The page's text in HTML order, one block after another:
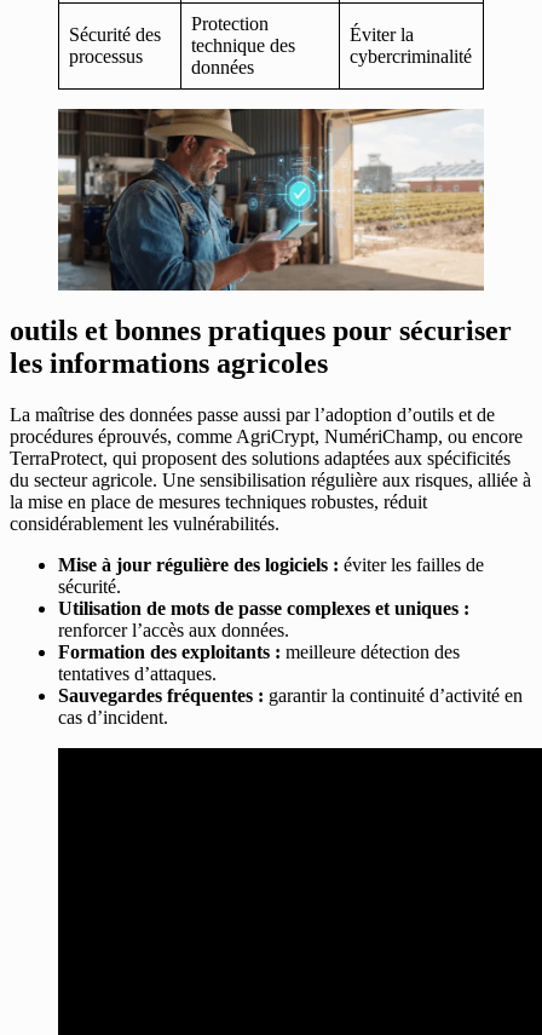
Sécurité des
processus
Protection
technique des
données
Éviter la
cybercriminalité
outils et bonnes pratiques pour sécuriser
les informations agricoles
La maîtrise des données passe aussi par l’adoption d’outils et de
procédures éprouvés, comme AgriCrypt, NumériChamp, ou encore
TerraProtect, qui proposent des solutions adaptées aux spécificités
du secteur agricole. Une sensibilisation régulière aux risques, alliée à
la mise en place de mesures techniques robustes, réduit
considérablement les vulnérabilités.
Mise à jour régulière des logiciels : éviter les failles de
sécurité.
Utilisation de mots de passe complexes et uniques :
renforcer l’accès aux données.
Formation des exploitants : meilleure détection des
tentatives d’attaques.
Sauvegardes fréquentes : garantir la continuité d’activité en
cas d’incident.